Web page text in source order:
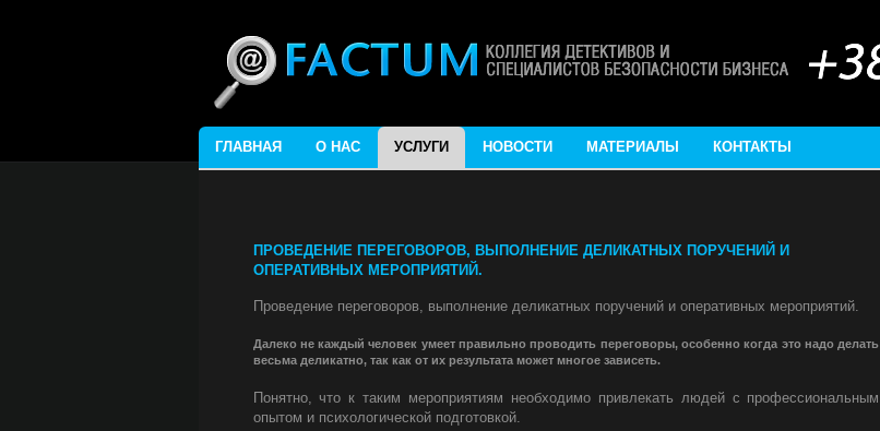
ГЛАВНАЯ О НАС УСЛУГИ НОВОСТИ МАТЕРИАЛЫ КОНТАКТЫ
ПРОВЕДЕНИЕ ПЕРЕГОВОРОВ, ВЫПОЛНЕНИЕ ДЕЛИКАТНЫХ ПОРУЧЕНИЙ И
ОПЕРАТИВНЫХ МЕРОПРИЯТИЙ.
Проведение переговоров, выполнение деликатных поручений и оперативных мероприятий.
Далеко не каждый человек умеет правильно проводить переговоры, особенно когда это надо делать
весьма деликатно, так как от их результата может многое зависеть.
Понятно, что к таким мероприятиям необходимо привлекать людей с профессиональным
опытом и психологической подготовкой.